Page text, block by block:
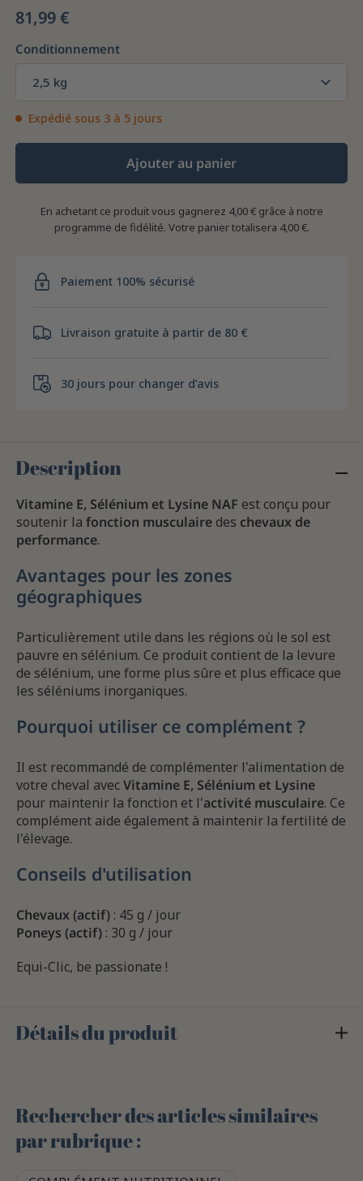
81,99 €
Conditionnement
2,5 kg
Expédié sous 3 à 5 jours
Ajouter au panier
En achetant ce produit vous gagnerez 4,00 €grâce à notre
programme de fidélité. Votre panier totalisera 4,00 €.
Paiement 100% sécurisé
Livraison gratuite à partir de 80 €
30 jours pour changer d’avis
Description
Vitamine E, Sélénium et Lysine NAF est conçu pour
soutenir la fonction musculairedes chevaux de
performance.
Avantages pour les zones
géographiques
Particulièrement utile dans les régions où le sol est
pauvre en sélénium. Ce produit contient de la levure
de sélénium, une forme plus sûre et plus efficace que
les séléniums inorganiques.
Pourquoi utiliser ce complément ?
Il est recommandé de complémenter l'alimentation de
votre cheval avecVitamine E, Sélénium et Lysine
pour maintenir la fonction et l'activité musculaire. Ce
complément aide également à maintenir la fertilité de
l'élevage.
Conseils d'utilisation
Chevaux (actif) : 45 g / jour
Poneys (actif) : 30 g / jour
Equi-Clic, be passionate !
Détails du produit
Rechercher des articles similaires
par rubrique :